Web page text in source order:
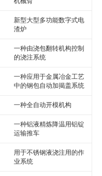
新型大型多功能数字式电
渣炉
一种由浇包翻转机构控制
的浇注系统
一种应用于金属冶金工艺
中的钢包自动加揭盖系统
一种全自动开模机构
一种铝液精炼降温用铝锭
运输推车
用于不锈钢液浇注用的作
业系统